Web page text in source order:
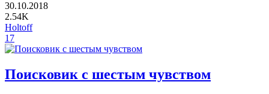
30.10.2018
2.54K
Holtoff
17
Поисковик с шестым чувством